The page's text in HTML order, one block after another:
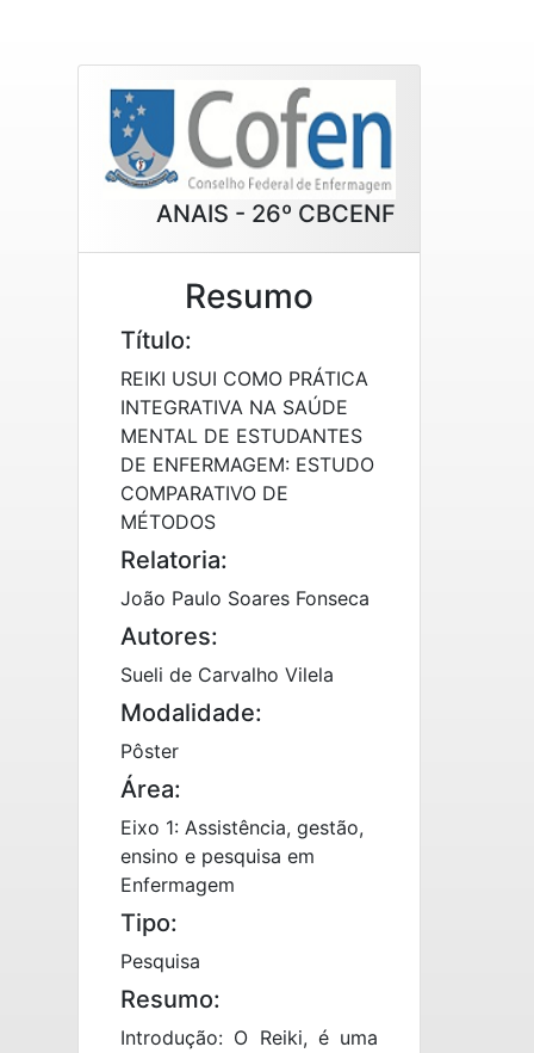
ANAIS - 26º CBCENF
Resumo
Título:
REIKI USUI COMO PRÁTICA
INTEGRATIVA NA SAÚDE
MENTAL DE ESTUDANTES
DE ENFERMAGEM: ESTUDO
COMPARATIVO DE
MÉTODOS
Relatoria:
João Paulo Soares Fonseca
Autores:
Sueli de Carvalho Vilela
Modalidade:
Pôster
Área:
Eixo 1: Assistência, gestão,
ensino e pesquisa em
Enfermagem
Tipo:
Pesquisa
Resumo:
Introdução: O Reiki, é uma